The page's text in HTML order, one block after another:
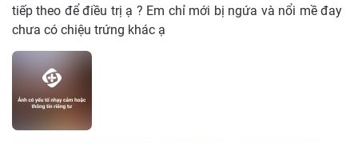
tiếp theo để điều trị ạ ? Em chỉ mới bị ngứa và nổi mề đay
chưa có chiệu trứng khác ạ